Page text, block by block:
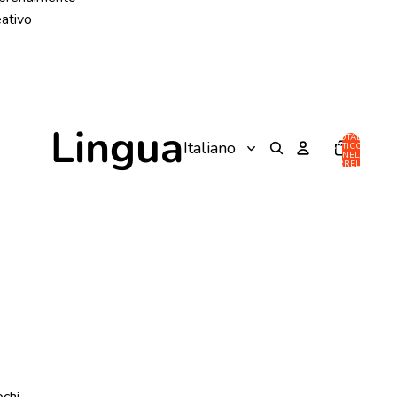
Lingua TOTALE
ARTICOLI
NEL
CARRELLO: